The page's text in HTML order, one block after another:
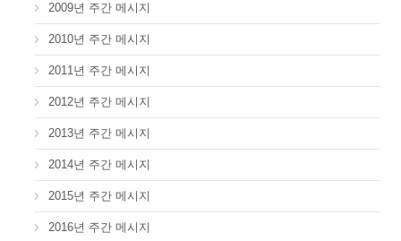
2009년 주간 메시지
2010년 주간 메시지
2011년 주간 메시지
2012년 주간 메시지
2013년 주간 메시지
2014년 주간 메시지
2015년 주간 메시지
2016년 주간 메시지